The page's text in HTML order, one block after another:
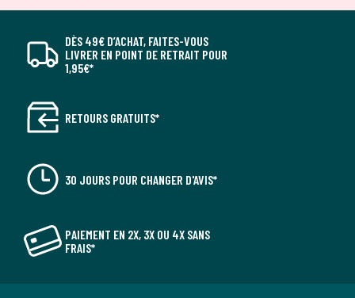
DÈS 49€ D’ACHAT, FAITES-VOUS
LIVRER EN POINT DE RETRAIT POUR
1,95€*
RETOURS GRATUITS*
30 JOURS POUR CHANGER D'AVIS*
PAIEMENT EN 2X, 3X OU 4X SANS
FRAIS*